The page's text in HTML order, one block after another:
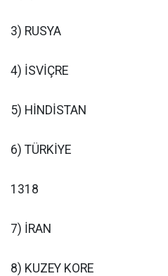
3) RUSYA
4) İSVİÇRE
5) HİNDİSTAN
6) TÜRKİYE
1318
7) İRAN
8) KUZEY KORE